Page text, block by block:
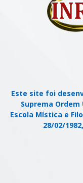
Este site foi
Suprema
Escola Mística e
28/02/